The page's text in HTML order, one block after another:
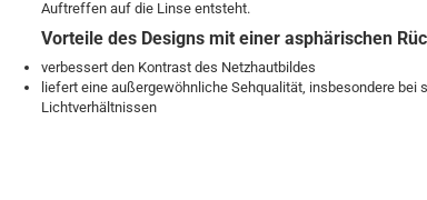
Auftreffen auf die Linse entsteht.
Vorteile des Designs mit einer asphärischen
verbessert den Kontrast des Netzhautbildes
liefert eine außergewöhnliche Sehqualität, insbesondere bei
Lichtverhältnissen